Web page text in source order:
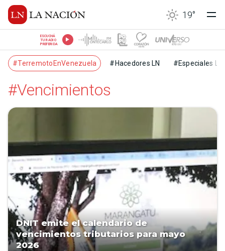
19°
ESCUCHÁ
TU RADIO
PREFERIDA
#TerremotoEnVenezuela #Hacedores LN #Especiales LN
#Vencimientos
DNIT emite el calendario de
vencimientos tributarios para mayo
2026